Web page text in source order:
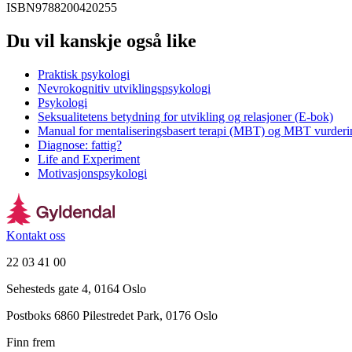
ISBN9788200420255
Du vil kanskje også like
Praktisk psykologi
Nevrokognitiv utviklingspsykologi
Psykologi
Seksualitetens betydning for utvikling og relasjoner (E-bok)
Manual for mentaliseringsbasert terapi (MBT) og MBT
Diagnose: fattig?
Life and Experiment
Motivasjonspsykologi
Kontakt oss
22 03 41 00
Sehesteds gate 4, 0164 Oslo
Postboks 6860 Pilestredet Park, 0176 Oslo
Finn frem